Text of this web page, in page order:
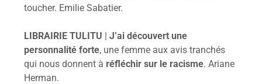
toucher. Emilie Sabatier.
LIBRAIRIE TULITU | J’ai découvert une
personnalité forte, une femme aux avis tranchés
qui nous donnent à réfléchir sur le racisme. Ariane
Herman.